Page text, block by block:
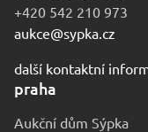
+420 542 210 973
aukce@sypka.cz
další kontaktní
praha
Aukční dům Sýpka